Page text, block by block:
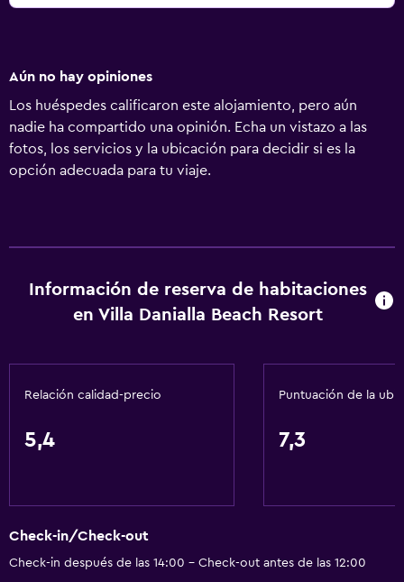
Aún no hay opiniones
Los huéspedes calificaron este alojamiento, pero aún
nadie ha compartido una opinión. Echa un vistazo a las
fotos, los servicios y la ubicación para decidir si es la
opción adecuada para tu viaje.
Información de reserva de habitaciones
en Villa Danialla Beach Resort
Relación calidad-precio
5,4
Puntuación de la
7,3
Check-in/Check-out
Check-in después de las 14:00 - Check-out antes de las 12:00